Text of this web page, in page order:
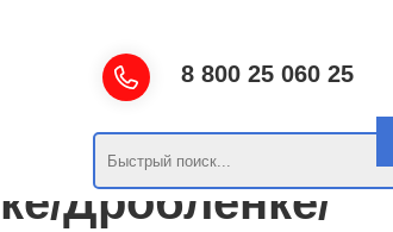
8 800 25 060 25
Дроблёнке/